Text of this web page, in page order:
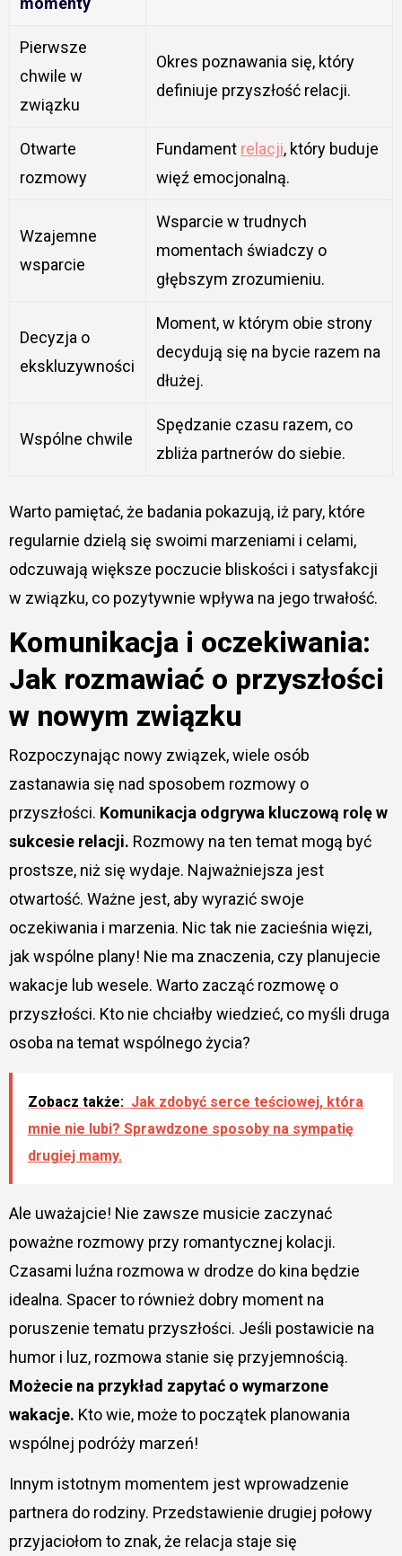
Pierwsze
chwile w
związku
Okres poznawania się, który
definiuje przyszłość relacji.
Otwarte
rozmowy
Fundament relacji, który buduje
więź emocjonalną.
Wzajemne
wsparcie
Wsparcie w trudnych
momentach świadczy o
głębszym zrozumieniu.
Decyzja o
ekskluzywności
Moment, w którym obie strony
decydują się na bycie razem na
dłużej.
Wspólne chwile
Spędzanie czasu razem, co
zbliża partnerów do siebie.
Warto pamiętać, że badania pokazują, iż pary, które
regularnie dzielą się swoimi marzeniami i celami,
odczuwają większe poczucie bliskości i satysfakcji
w związku, co pozytywnie wpływa na jego trwałość.
Komunikacja i oczekiwania:
Jak rozmawiać o przyszłości
w nowym związku
Rozpoczynając nowy związek, wiele osób
zastanawia się nad sposobem rozmowy o
przyszłości. Komunikacja odgrywa kluczową rolę w
sukcesie relacji. Rozmowy na ten temat mogą być
prostsze, niż się wydaje. Najważniejsza jest
otwartość. Ważne jest, aby wyrazić swoje
oczekiwania i marzenia. Nic tak nie zacieśnia więzi,
jak wspólne plany! Nie ma znaczenia, czy planujecie
wakacje lub wesele. Warto zacząć rozmowę o
przyszłości. Kto nie chciałby wiedzieć, co myśli druga
osoba na temat wspólnego życia?
Zobacz także: Jak zdobyć serce teściowej, która
mnie nie lubi? Sprawdzone sposoby na sympatię
drugiej mamy.
Ale uważajcie! Nie zawsze musicie zaczynać
poważne rozmowy przy romantycznej kolacji.
Czasami luźna rozmowa w drodze do kina będzie
idealna. Spacer to również dobry moment na
poruszenie tematu przyszłości. Jeśli postawicie na
humor i luz, rozmowa stanie się przyjemnością.
Możecie na przykład zapytać o wymarzone
wakacje. Kto wie, może to początek planowania
wspólnej podróży marzeń!
Innym istotnym momentem jest wprowadzenie
partnera do rodziny. Przedstawienie drugiej połowy
przyjaciołom to znak, że relacja staje się